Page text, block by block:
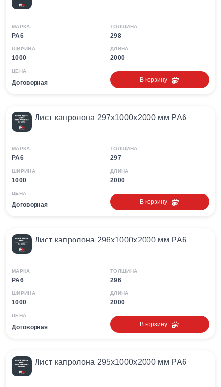
МАРКА
PA6
ТОЛЩИНА
298
ШИРИНА
1000
ДЛИНА
2000
ЦЕНА
Договорная В корзину
Лист капролона 297х1000х2000 мм PA6
МАРКА
PA6
ТОЛЩИНА
297
ШИРИНА
1000
ДЛИНА
2000
ЦЕНА
Договорная В корзину
Лист капролона 296х1000х2000 мм PA6
МАРКА
PA6
ТОЛЩИНА
296
ШИРИНА
1000
ДЛИНА
2000
ЦЕНА
Договорная В корзину
Лист капролона 295х1000х2000 мм PA6